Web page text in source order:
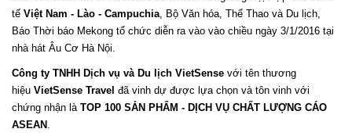
tế Việt Nam - Lào - Campuchia, Bộ Văn hóa, Thể Thao và Du lịch,
Báo Thời báo Mekong tổ chức diễn ra vào vào chiều ngày 3/1/2016 tại
nhà hát Âu Cơ Hà Nội.
Công ty TNHH Dịch vụ và Du lịch VietSense với tên thương
hiệu VietSense Travel đã vinh dự được lựa chọn và tôn vinh với
chứng nhận là TOP 100 SẢN PHẨM - DỊCH VỤ CHẤT LƯỢNG CÁO
ASEAN .